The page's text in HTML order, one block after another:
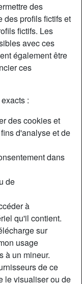
des
des profils fictifs et
fictifs. Les
avec ces
également être
ces
:
des cookies et
d'analyse et de
dans
de
à
qu'il contient.
sur
usage
à un mineur.
de ce
le visualiser ou de
Discuter !